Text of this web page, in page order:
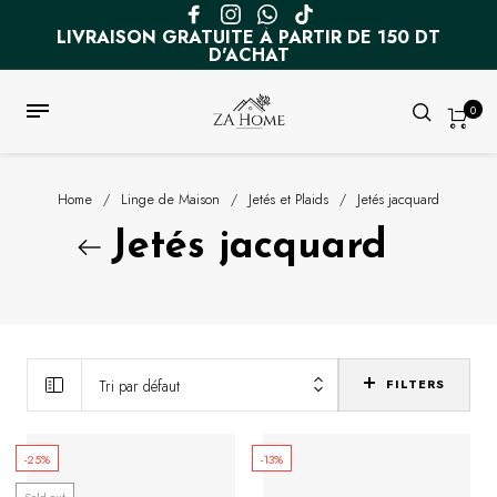
LIVRAISON GRATUITE À PARTIR DE 150 DT
D'ACHAT
0
Home / Linge de Maison / Jetés et Plaids / Jetés jacquard
Jetés jacquard
Tri par défaut FILTERS
-25% -13%